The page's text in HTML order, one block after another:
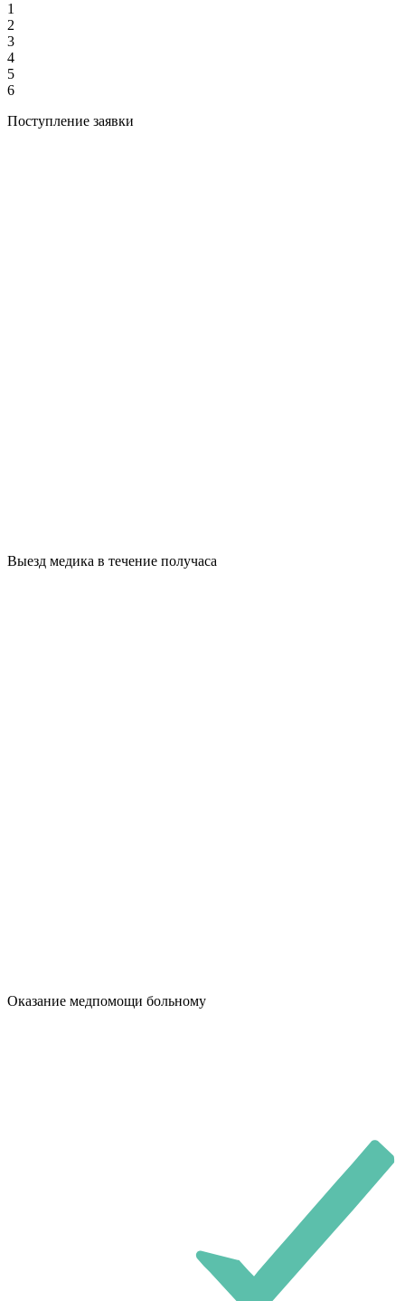
1
2
3
4
5
6
Поступление заявки
Выезд медика в течение получаса
Оказание медпомощи больному